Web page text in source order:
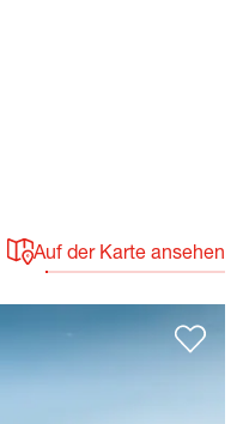
Auf der Karte ansehen